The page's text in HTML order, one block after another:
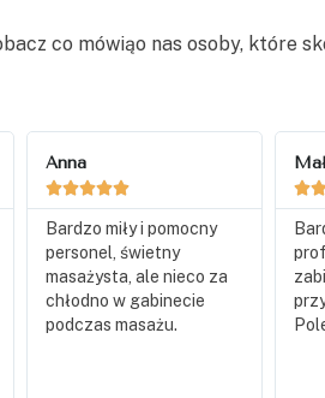
co mówiąo nas osoby, które
Małgorzata P.ka

Bardzo miła obsługa,
profesjonalnie wykonane
zabiegi i usługi. Czysto i
przyjemnej atmosferze.
Polecam
